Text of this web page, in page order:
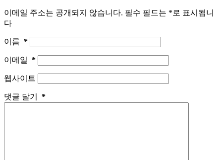
이메일 주소는 공개되지 않습니다. 필수 필드는 *로 표시됩니
다
이름 *
이메일 *
웹사이트
댓글 달기 *